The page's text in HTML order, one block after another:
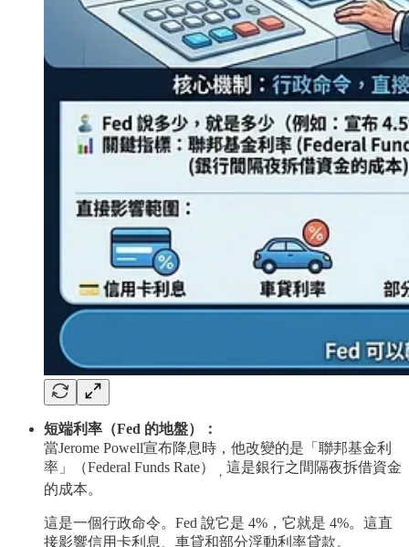
短端利率（Fed 的地盤）：
當Jerome Powell宣布降息時，他改變的是「聯邦基金利
率」（Federal Funds Rate）
， 這是銀行之間隔夜拆借資金
的成本。
這是一個行政命令。Fed 說它是 4%，它就是 4%。這直
接影響信用卡利息、車貸和部分浮動利率貸款。